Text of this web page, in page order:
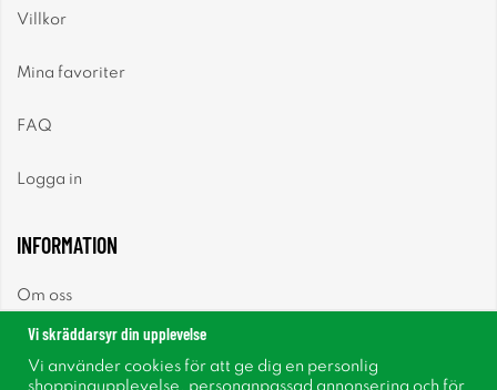
Villkor
Mina favoriter
FAQ
Logga in
INFORMATION
Om oss
Vi skräddarsyr din upplevelse
Vi använder cookies för att ge dig en personlig
shoppingupplevelse, personanpassad annonsering och för